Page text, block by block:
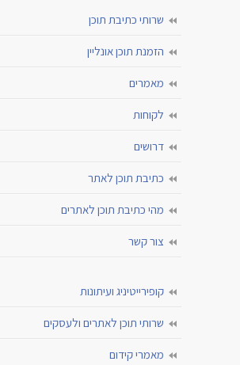
שרותי כתיבת תוכן
הזמנת תוכן אונליין
מאמרים
לקוחות
דרושים
כתיבת תוכן לאתר
מהי כתיבת תוכן לאתרים
צור קשר
קופירייטיניג ועיתונות
שרותי תוכן לאתרים ולעסקים
מאמרי קידום